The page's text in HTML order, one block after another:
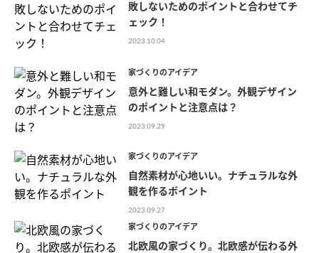
敗しないためのポイントと合わせてチ
ェック！
2023.10.04
家づくりのアイデア
意外と難しい和モダン。外観デザイン
のポイントと注意点は？
2023.09.29
家づくりのアイデア
自然素材が心地いい。ナチュラルな外
観を作るポイント
2023.09.27
家づくりのアイデア
北欧風の家づくり。北欧感が伝わる外